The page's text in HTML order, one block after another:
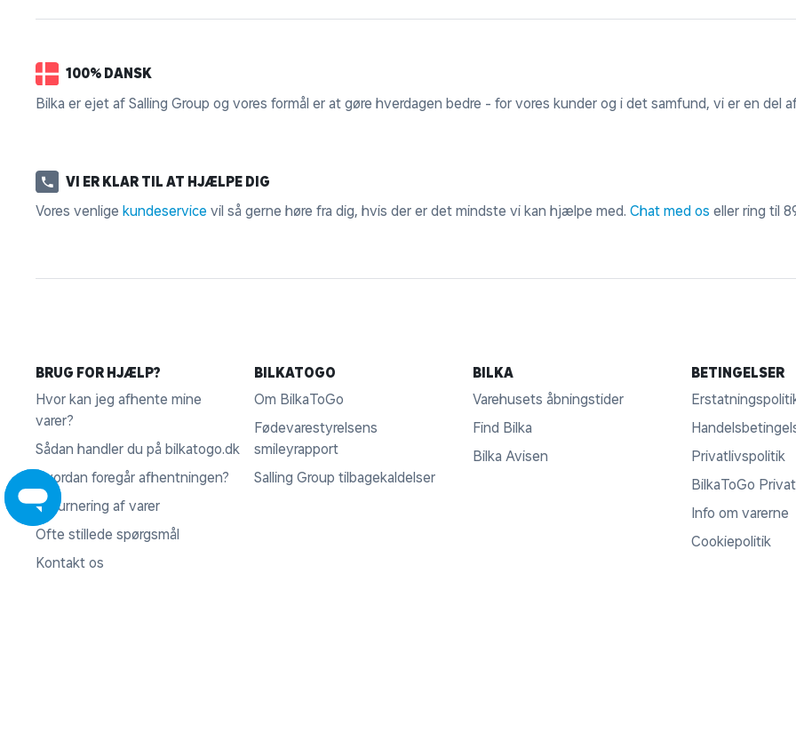
100% DANSK
Bilka er ejet af Salling Group og vores formål er at gøre hverdagen bedre - for vores kunder og i det samfund, vi er en del
VI ER KLAR TIL AT HJÆLPE DIG
Vores venlige kundeservice vil så gerne høre fra dig, hvis der er det mindste vi kan hjælpe med. Chat med os eller ring til
BRUG FOR HJÆLP?
Hvor kan jeg afhente mine
varer?
Sådan handler du på bilkatogo.dk
Hvordan foregår afhentningen?
Returnering af varer
Ofte stillede spørgsmål
Kontakt os
BILKATOGO
Om BilkaToGo
Fødevarestyrelsens
smileyrapport
Salling Group tilbagekaldelser
BILKA
Varehusets åbningstider
Find Bilka
Bilka Avisen
BETINGELSER
Privatlivspolitik
BilkaToGo
Info om varerne
Cookiepolitik